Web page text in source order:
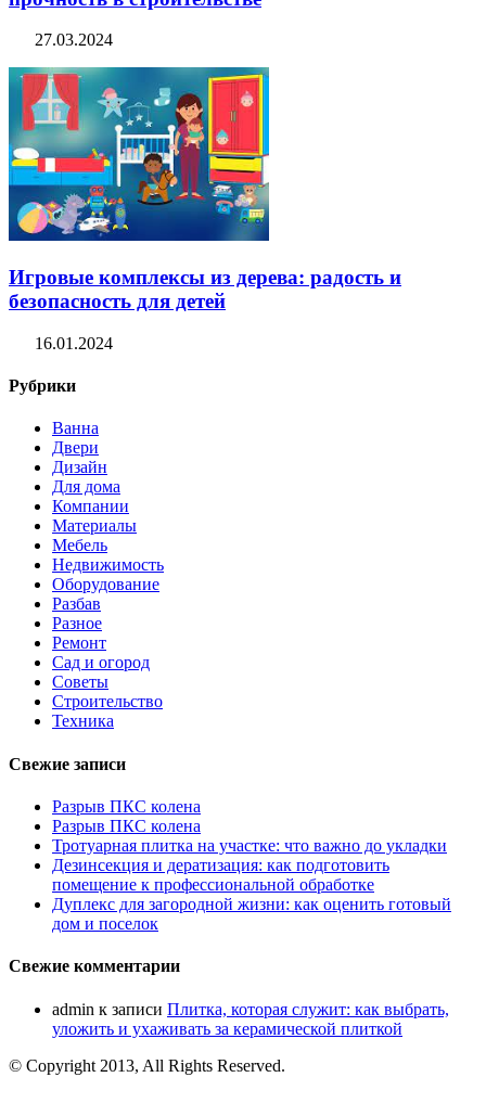
27.03.2024
Игровые комплексы из дерева: радость и
безопасность для детей
16.01.2024
Рубрики
Ванна
Двери
Дизайн
Для дома
Компании
Материалы
Мебель
Недвижимость
Оборудование
Разбав
Разное
Ремонт
Сад и огород
Советы
Строительство
Техника
Свежие записи
Разрыв ПКС колена
Разрыв ПКС колена
Тротуарная плитка на участке: что важно до укладки
Дезинсекция и дератизация: как подготовить
помещение к профессиональной обработке
Дуплекс для загородной жизни: как оценить готовый
дом и поселок
Свежие комментарии
admin к записи Плитка, которая служит: как выбрать,
уложить и ухаживать за керамической плиткой
© Copyright 2013, All Rights Reserved.